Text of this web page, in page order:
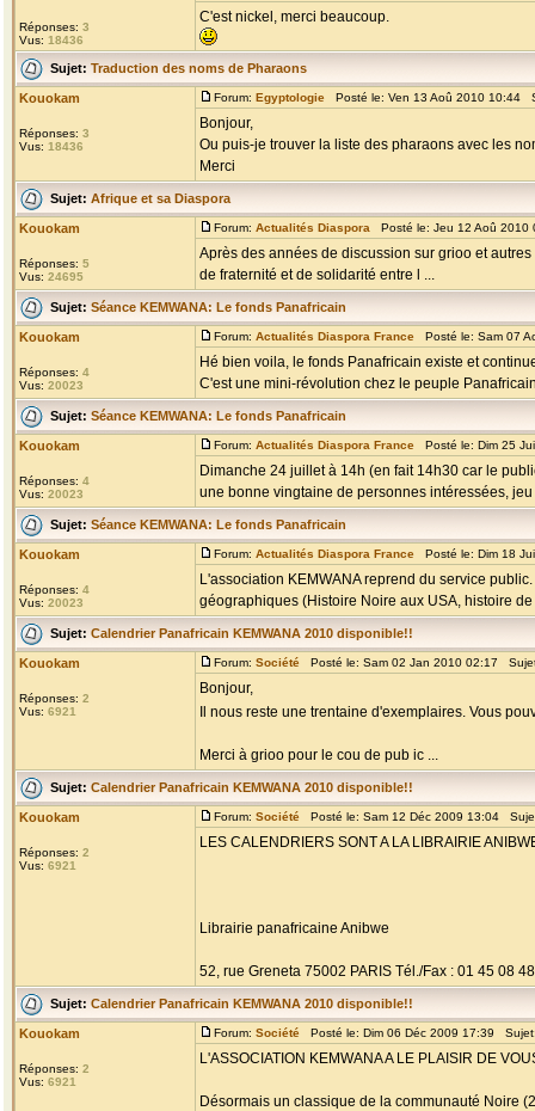
Réponses: 3
Vus: 18436
C'est nickel, merci beaucoup.
Sujet: Traduction des noms de Pharaons
Kouokam
Réponses: 3
Vus: 18436
Forum: Egyptologie Posté le: Ven 13 Aoû 2010 10:44
Bonjour,
Ou puis-je trouver la liste des pharaons avec les
Merci
Sujet: Afrique et sa Diaspora
Kouokam
Réponses: 5
Vus: 24695
Forum: Actualités Diaspora Posté le: Jeu 12 Aoû
Après des années de discussion sur grioo et
de fraternité et de solidarité entre l ...
Sujet: Séance KEMWANA: Le fonds Panafricain
Kouokam
Réponses: 4
Vus: 20023
Forum: Actualités Diaspora France Posté le: Sam 07
Hé bien voila, le fonds Panafricain existe et
C'est une mini-révolution chez le peuple
Sujet: Séance KEMWANA: Le fonds Panafricain
Kouokam
Réponses: 4
Vus: 20023
Forum: Actualités Diaspora France Posté le: Dim 25
Dimanche 24 juillet à 14h (en fait 14h30 car le
une bonne vingtaine de personnes intéressées, jeu
Sujet: Séance KEMWANA: Le fonds Panafricain
Kouokam
Réponses: 4
Vus: 20023
Forum: Actualités Diaspora France Posté le: Dim 18
L'association KEMWANA reprend du service
géographiques (Histoire Noire aux USA, histoire de
Sujet: Calendrier Panafricain KEMWANA 2010 disponible!!
Kouokam
Réponses: 2
Vus: 6921
Forum: Société Posté le: Sam 02 Jan 2010 02:17
Bonjour,
Il nous reste une trentaine d'exemplaires. Vous
Merci à grioo pour le cou de pub ic ...
Sujet: Calendrier Panafricain KEMWANA 2010 disponible!!
Kouokam
Réponses: 2
Vus: 6921
Forum: Société Posté le: Sam 12 Déc 2009 13:04
LES CALENDRIERS SONT A LA LIBRAIRIE
Librairie panafricaine Anibwe
52, rue Greneta 75002 PARIS Tél./Fax : 01 45 08
Sujet: Calendrier Panafricain KEMWANA 2010 disponible!!
Kouokam
Réponses: 2
Vus: 6921
Forum: Société Posté le: Dim 06 Déc 2009 17:39
L'ASSOCIATION KEMWANA A LE PLAISIR DE
Désormais un classique de la communauté Noire